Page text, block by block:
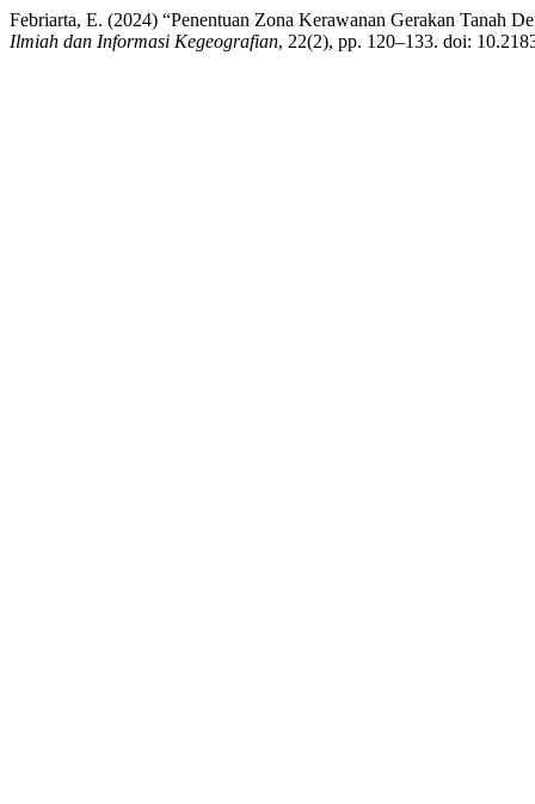
Febriarta, E. (2024) “Penentuan Zona Kerawanan Gerakan Tanah
Ilmiah dan Informasi Kegeografian, 22(2), pp. 120–133. doi: